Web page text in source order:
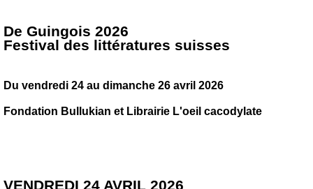
De Guingois 2026
Festival des littératures suisses
Du vendredi 24 au dimanche 26 avril 2026
Fondation Bullukian et Librairie L'oeil cacodylate
VENDREDI 24 AVRIL 2026